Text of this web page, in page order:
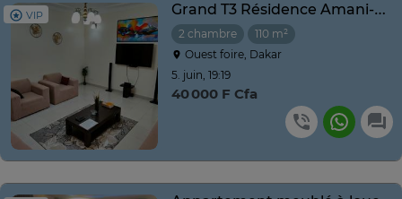
VIP Grand T3 Résidence Amani-VDN Exclusive–2 Chambres, Parking
2 chambre
110 m²
Ouest foire, Dakar
5. juin, 19:19
40 000 F Cfa